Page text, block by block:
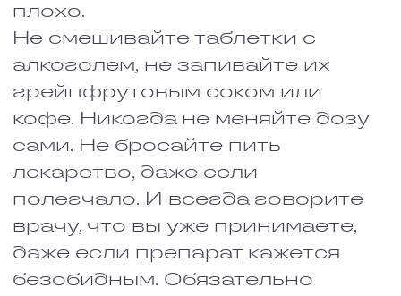
никаких проблем.
лекарствами, у которых
лечебная доза и токсичная
почти одинаковы. Чуть
переборщили, и всё, можно
отравиться. Ситуация, когда
лекарство вообще не работает,
тоже опасна. При некоторых
болезнях это может сильно
ухудшить состояние или даже
сердечные таблетки, средства,
разжижающие кровь,
антибиотики или лекарства от